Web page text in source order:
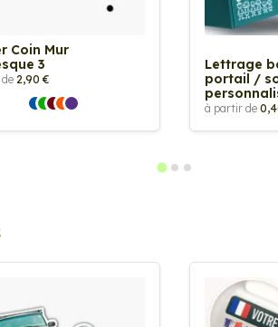
Coin Mur
3
2,90 €
Lettrage
portail /
à partir de